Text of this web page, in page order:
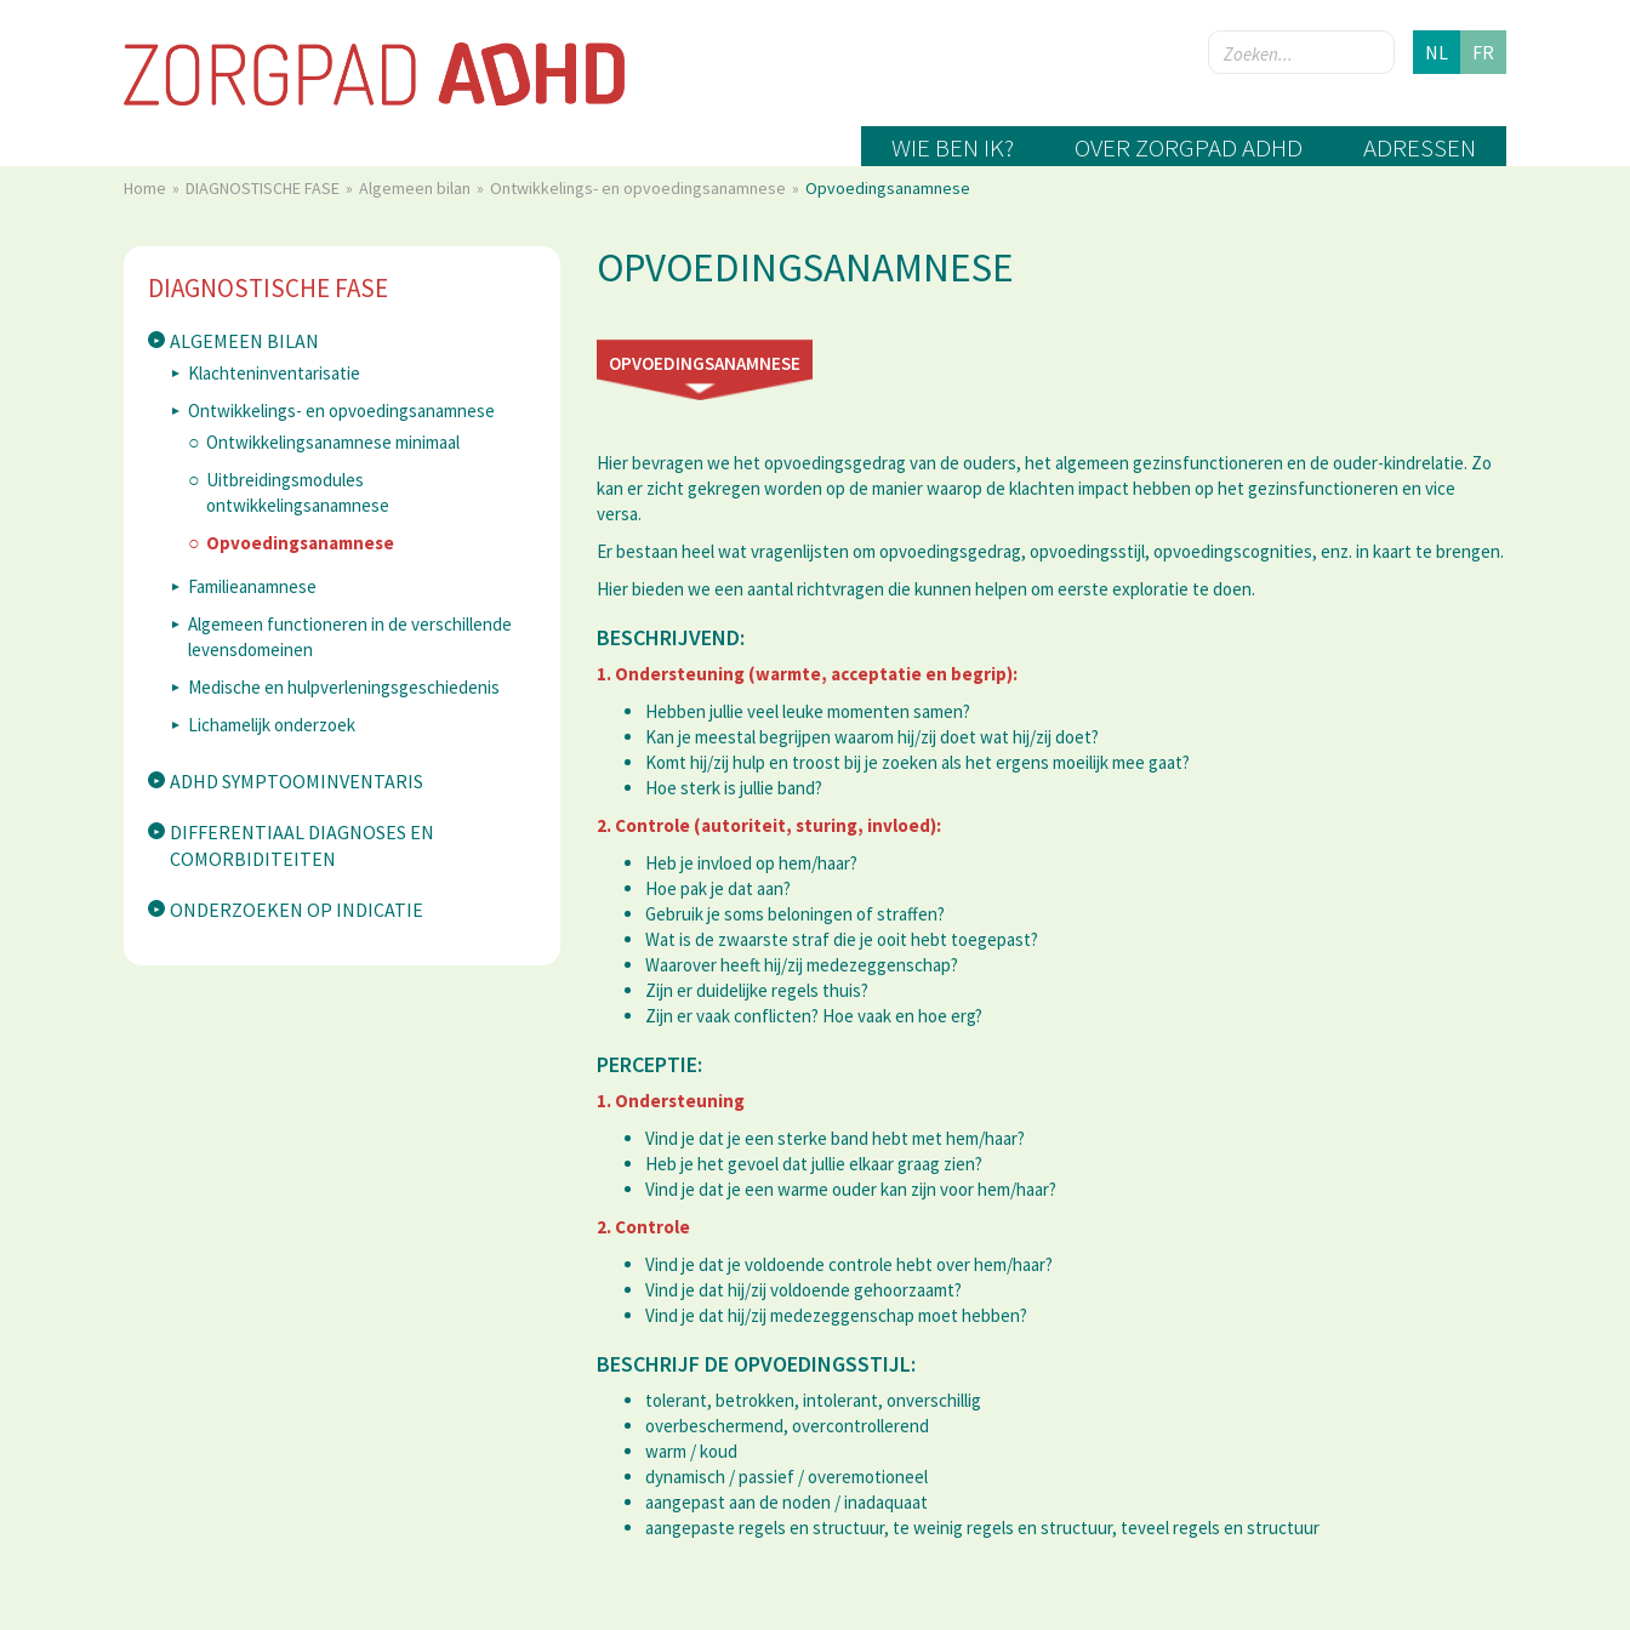
NL FR
WIE BEN IK? OVER ZORGPAD ADHD ADRESSEN
Home DIAGNOSTISCHE FASE Algemeen bilan Ontwikkelings- en opvoedingsanamnese Opvoedingsanamnese
DIAGNOSTISCHE FASE
ALGEMEEN BILAN
Klachteninventarisatie
Ontwikkelings- en opvoedingsanamnese
Ontwikkelingsanamnese minimaal
Uitbreidingsmodules
ontwikkelingsanamnese
Opvoedingsanamnese
Familieanamnese
Algemeen functioneren in de verschillende
levensdomeinen
Medische en hulpverleningsgeschiedenis
Lichamelijk onderzoek
ADHD SYMPTOOMINVENTARIS
DIFFERENTIAAL DIAGNOSES EN
COMORBIDITEITEN
ONDERZOEKEN OP INDICATIE
OPVOEDINGSANAMNESE
OPVOEDINGSANAMNESE
Hier bevragen we het opvoedingsgedrag van de ouders, het algemeen gezinsfunctioneren en de ouder-kindrelatie. Zo
kan er zicht gekregen worden op de manier waarop de klachten impact hebben op het gezinsfunctioneren en vice
versa.
Er bestaan heel wat vragenlijsten om opvoedingsgedrag, opvoedingsstijl, opvoedingscognities, enz. in kaart te brengen.
Hier bieden we een aantal richtvragen die kunnen helpen om eerste exploratie te doen.
BESCHRIJVEND:
1. Ondersteuning (warmte, acceptatie en begrip):
Hebben jullie veel leuke momenten samen?
Kan je meestal begrijpen waarom hij/zij doet wat hij/zij doet?
Komt hij/zij hulp en troost bij je zoeken als het ergens moeilijk mee gaat?
Hoe sterk is jullie band?
2. Controle (autoriteit, sturing, invloed):
Heb je invloed op hem/haar?
Hoe pak je dat aan?
Gebruik je soms beloningen of straffen?
Wat is de zwaarste straf die je ooit hebt toegepast?
Waarover heeft hij/zij medezeggenschap?
Zijn er duidelijke regels thuis?
Zijn er vaak conflicten? Hoe vaak en hoe erg?
PERCEPTIE:
1. Ondersteuning
Vind je dat je een sterke band hebt met hem/haar?
Heb je het gevoel dat jullie elkaar graag zien?
Vind je dat je een warme ouder kan zijn voor hem/haar?
2. Controle
Vind je dat je voldoende controle hebt over hem/haar?
Vind je dat hij/zij voldoende gehoorzaamt?
Vind je dat hij/zij medezeggenschap moet hebben?
BESCHRIJF DE OPVOEDINGSSTIJL:
tolerant, betrokken, intolerant, onverschillig
overbeschermend, overcontrollerend
warm / koud
dynamisch / passief / overemotioneel
aangepast aan de noden / inadaquaat
aangepaste regels en structuur, te weinig regels en structuur, teveel regels en structuur